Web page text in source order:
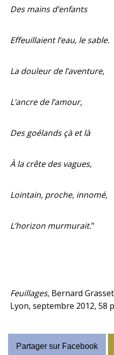
Des mains d’enfants
Effeuillaient l’eau, le sable.
La douleur de l’aventure,
L’ancre de l’amour,
Des goélands çà et là
À la crête des vagues,
Lointain, proche, innomé,
L’horizon murmurait."
Feuillages, Bernard
Lyon, septembre 2012, 58
Partager sur Facebook